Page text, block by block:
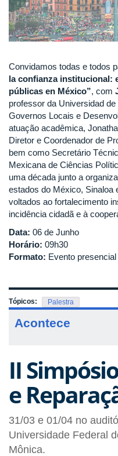
Convidamos todas e todos
la confianza institucional:
públicas en México”, com
professor da Universidad
Governos Locais e
atuação acadêmica,
Diretor e Coordenador de
bem como Secretário
Mexicana de Ciências
uma década junto a
estados do México, Sinaloa
voltados ao fortalecimento
incidência cidadã e à
Data: 06 de Junho
Horário: 09h30
Formato: Evento
Tópicos: Palestra
Acontece
II
e
31/03 e 01/04 no
Universidade Federal
Mônica.